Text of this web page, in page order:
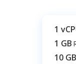
1
1 GB
10 GB